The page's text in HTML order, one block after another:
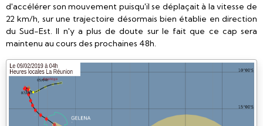
d'accélérer son mouvement puisqu'il se déplaçait à la vitesse de
22 km/h, sur une trajectoire désormais bien établie en direction
du Sud-Est. Il n'y a plus de doute sur le fait que ce cap sera
maintenu au cours des prochaines 48h.